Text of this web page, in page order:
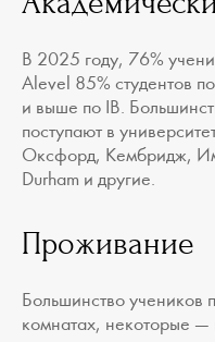
В 2025 году, 76%
Alevel 85% студентов
и выше по IB.
поступают в
Оксфорд, Кембридж,
Durham и другие.
Проживание
Большинство учеников
комнатах, некоторые —